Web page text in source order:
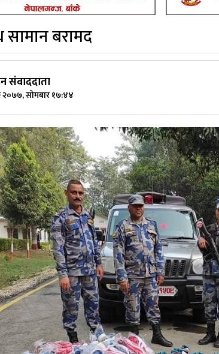
बरामद
संवाददाता
२०७७, सोमबार १७:४४